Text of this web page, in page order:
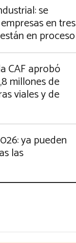
se
en tres
en proceso
CAF aprobó
millones de
viales y de
ya pueden
las